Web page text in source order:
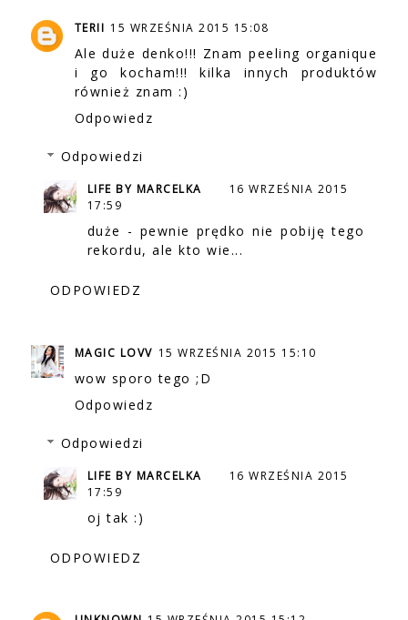
TERII 15 WRZEŚNIA 2015 15:08
Ale duże denko!!! Znam peeling organique
i go kocham!!! kilka innych produktów
również znam :)
Odpowiedz
Odpowiedzi
LIFE BY MARCELKA
16 WRZEŚNIA 2015
17:59
duże - pewnie prędko nie pobiję tego
rekordu, ale kto wie...
ODPOWIEDZ
MAGIC LOVV 15 WRZEŚNIA 2015 15:10
wow sporo tego ;D
Odpowiedz
Odpowiedzi
LIFE BY MARCELKA
16 WRZEŚNIA 2015
17:59
oj tak :)
ODPOWIEDZ